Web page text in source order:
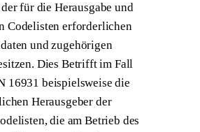
für die Herausgabe und
Codelisten erforderlichen
und zugehörigen
Dies Betrifft im Fall
16931 beispielsweise die
Herausgeber der
die am Betrieb des